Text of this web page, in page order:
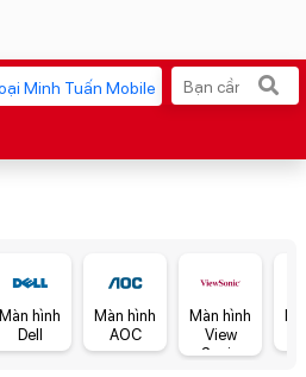
Galaxy Z8 Series
OPPO Reno16
Màn hình
Dell
Màn hình
AOC
Màn hình
View
Sonic